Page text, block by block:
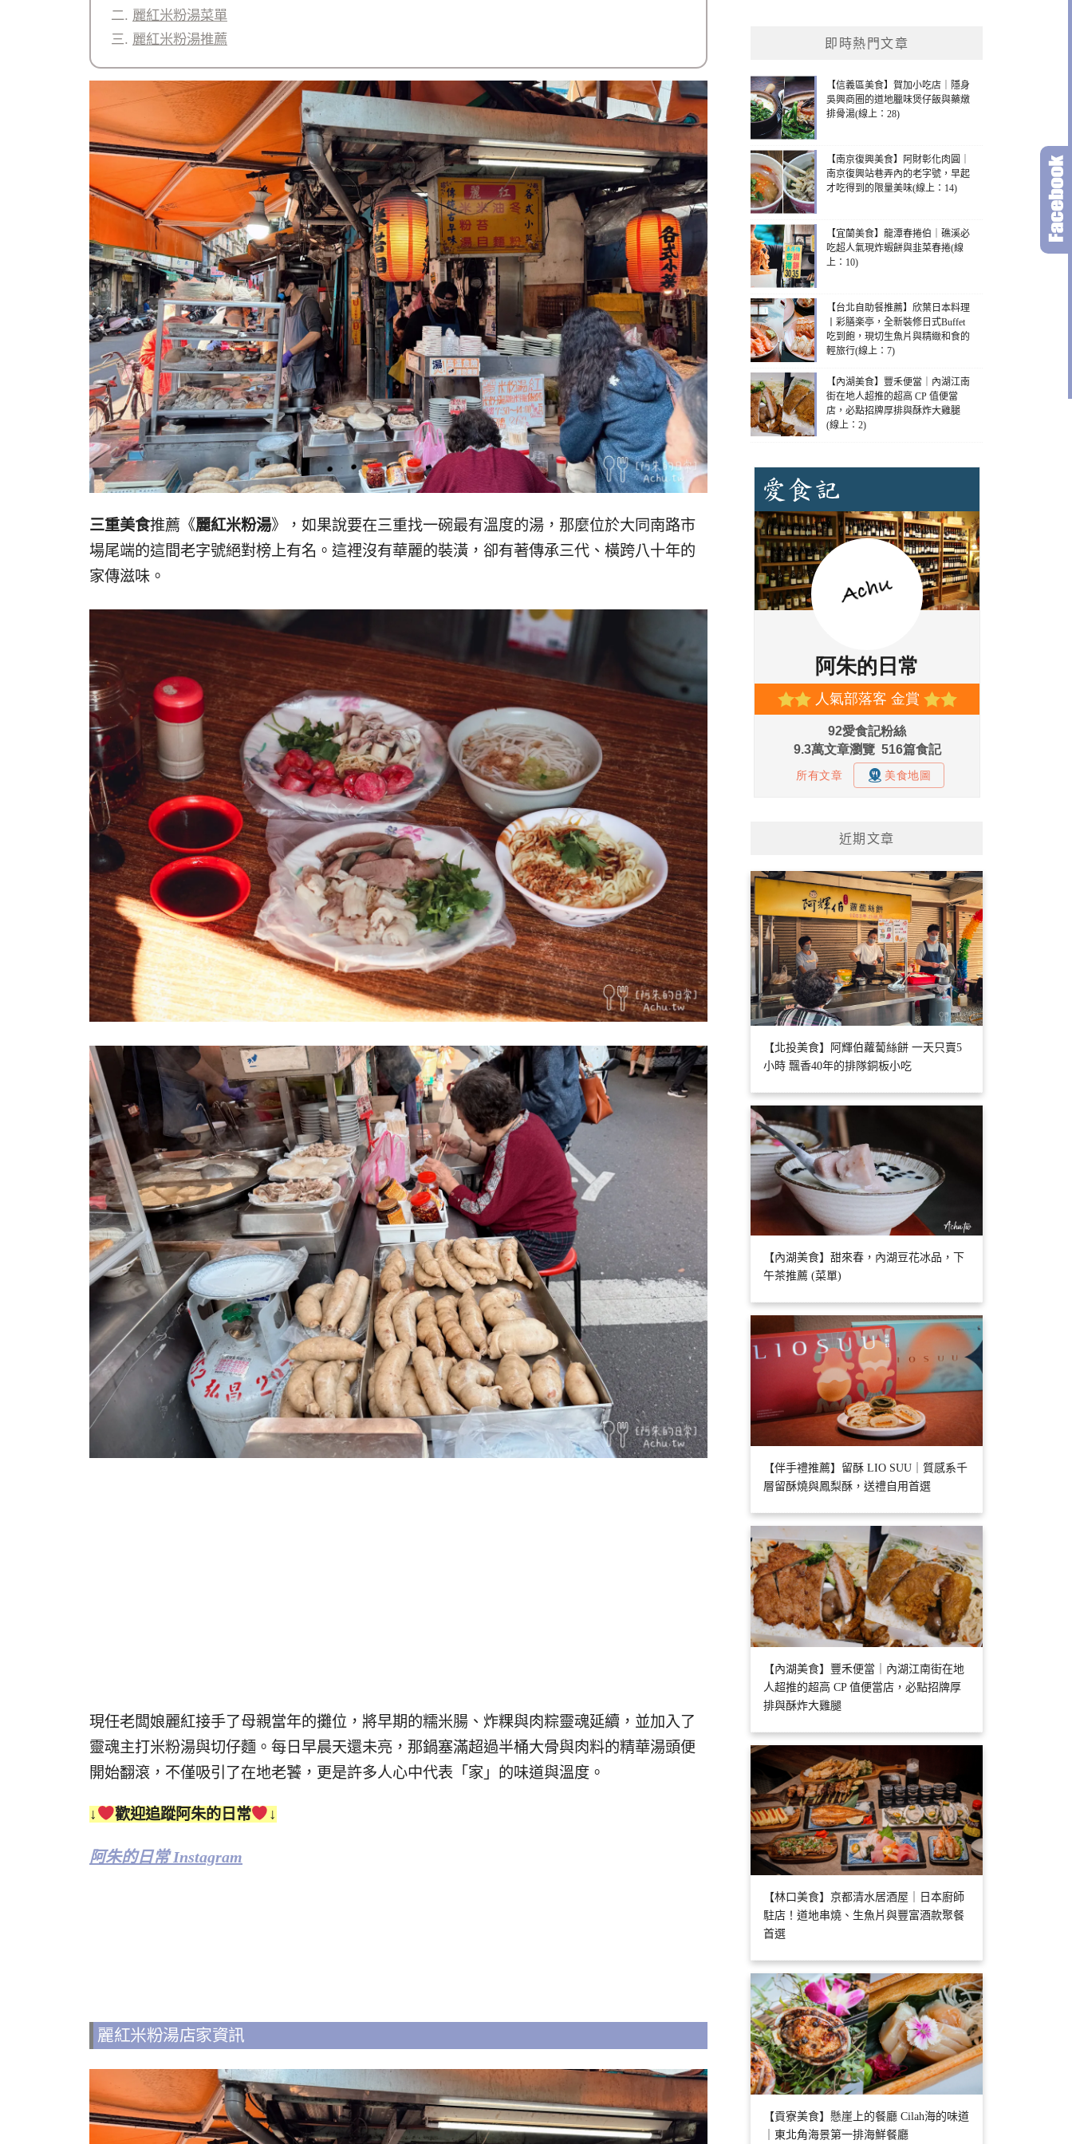
麗紅米粉湯菜單
麗紅米粉湯推薦
三重美食推薦《麗紅米粉湯》，如果說要在三重找一碗最有溫度的湯，那麼位於大同南路市
場尾端的這間老字號絕對榜上有名。這裡沒有華麗的裝潢，卻有著傳承三代、橫跨八十年的
家傳滋味。
現任老闆娘麗紅接手了母親當年的攤位，將早期的糯米腸、炸粿與肉粽靈魂延續，並加入了
靈魂主打米粉湯與切仔麵。每日早晨天還未亮，那鍋塞滿超過半桶大骨與肉料的精華湯頭便
開始翻滾，不僅吸引了在地老饕，更是許多人心中代表「家」的味道與溫度。
↓ 歡迎追蹤阿朱的日常 ↓
阿朱的日常 Instagram
麗紅米粉湯店家資訊
即時熱門文章
【信義區美食】賀加小吃店｜隱身
吳興商圈的道地臘味煲仔飯與藥燉
排骨湯(線上：28)
【南京復興美食】阿財彰化肉圓｜
南京復興站巷弄內的老字號，早起
才吃得到的限量美味(線上：14)
【宜蘭美食】龍潭春捲伯｜礁溪必
吃超人氣現炸蝦餅與韭菜春捲(線
上：10)
【台北自助餐推薦】欣葉日本料理
丨彩膳楽亭，全新裝修日式Buffet
吃到飽，現切生魚片與精緻和食的
輕旅行(線上：7)
【內湖美食】豐禾便當｜內湖江南
街在地人超推的超高 CP 值便當
店，必點招牌厚排與酥炸大雞腿
(線上：2)
近期文章
【北投美食】阿輝伯蘿蔔絲餅 一天只賣5
小時 飄香40年的排隊銅板小吃
【內湖美食】甜來春，內湖豆花冰品，下
午茶推薦 (菜單)
【伴手禮推薦】留酥 LIO SUU｜質感系千
層留酥燒與鳳梨酥，送禮自用首選
【內湖美食】豐禾便當｜內湖江南街在地
人超推的超高 CP 值便當店，必點招牌厚
排與酥炸大雞腿
【林口美食】京都清水居酒屋｜日本廚師
駐店！道地串燒、生魚片與豐富酒款聚餐
首選
【貢寮美食】懸崖上的餐廳 Cilah海的味道
｜東北角海景第一排海鮮餐廳